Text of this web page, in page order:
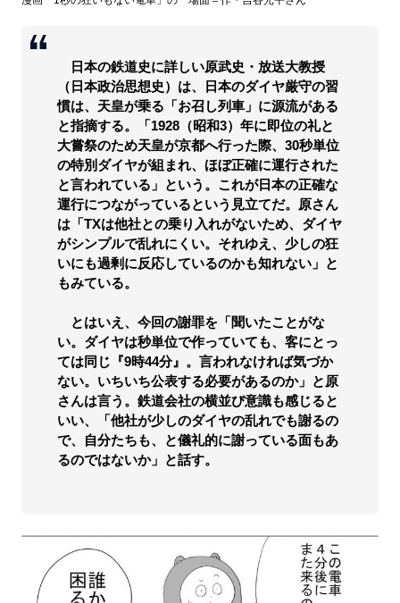
日本の鉄道史に詳しい原武史・放送大教授
（日本政治思想史）は、日本のダイヤ厳守の習
慣は、天皇が乗る「お召し列車」に源流がある
と指摘する。「1928（昭和3）年に即位の礼と
大嘗祭のため天皇が京都へ行った際、30秒単位
の特別ダイヤが組まれ、ほぼ正確に運行された
と言われている」という。これが日本の正確な
運行につながっているという見立てだ。原さん
は「TXは他社との乗り入れがないため、ダイヤ
がシンプルで乱れにくい。それゆえ、少しの狂
いにも過剰に反応しているのかも知れない」と
もみている。
とはいえ、今回の謝罪を「聞いたことがな
い。ダイヤは秒単位で作っていても、客にとっ
ては同じ『9時44分』。言われなければ気づか
ない。いちいち公表する必要があるのか」と原
さんは言う。鉄道会社の横並び意識も感じると
いい、「他社が少しのダイヤの乱れでも謝るの
で、自分たちも、と儀礼的に謝っている面もあ
るのではないか」と話す。